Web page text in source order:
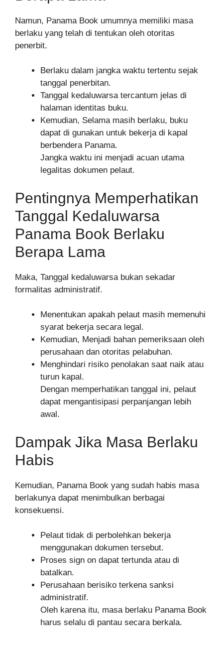
Namun, Panama Book umumnya memiliki masa
berlaku yang telah di tentukan oleh otoritas
penerbit.
Berlaku dalam jangka waktu tertentu sejak
tanggal penerbitan.
Tanggal kedaluwarsa tercantum jelas di
halaman identitas buku.
Kemudian, Selama masih berlaku, buku
dapat di gunakan untuk bekerja di kapal
berbendera Panama.
Jangka waktu ini menjadi acuan utama
legalitas dokumen pelaut.
Pentingnya Memperhatikan
Tanggal Kedaluwarsa
Panama Book Berlaku
Berapa Lama
Maka, Tanggal kedaluwarsa bukan sekadar
formalitas administratif.
Menentukan apakah pelaut masih memenuhi
syarat bekerja secara legal.
Kemudian, Menjadi bahan pemeriksaan oleh
perusahaan dan otoritas pelabuhan.
Menghindari risiko penolakan saat naik atau
turun kapal.
Dengan memperhatikan tanggal ini, pelaut
dapat mengantisipasi perpanjangan lebih
awal.
Dampak Jika Masa Berlaku
Habis
Kemudian, Panama Book yang sudah habis masa
berlakunya dapat menimbulkan berbagai
konsekuensi.
Pelaut tidak di perbolehkan bekerja
menggunakan dokumen tersebut.
Proses sign on dapat tertunda atau di
batalkan.
Perusahaan berisiko terkena sanksi
administratif.
Oleh karena itu, masa berlaku Panama Book
harus selalu di pantau secara berkala.